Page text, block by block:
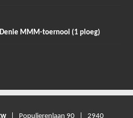
MMM-toernooi (1 ploeg)
| Populierenlaan 90 | 2940